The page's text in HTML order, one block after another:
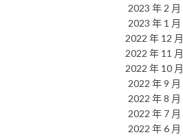
2023 年 2 月
2023 年 1 月
2022 年 12 月
2022 年 11 月
2022 年 10 月
2022 年 9 月
2022 年 8 月
2022 年 7 月
2022 年 6 月